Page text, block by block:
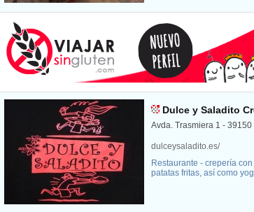
Dulce y Saladito
Avda. Trasmiera 1 -
dulceysaladito.es/
Restaurante - crepería
patatas fritas, así­ como